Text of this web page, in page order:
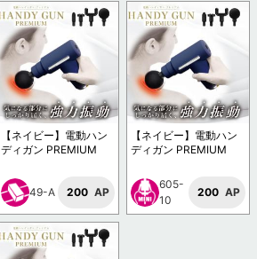
【ネイビー】電動ハン
ディガン PREMIUM
49-A 200 AP
【ネイビー】電動ハン
ディガン PREMIUM
605-
10
200 AP